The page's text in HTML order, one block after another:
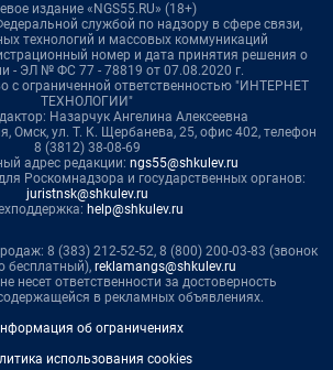
издание «NGS55.RU» (18+)
службой по надзору в сфере связи,
технологий и массовых коммуникаций
номер и дата принятия решения о
- ЭЛ № ФС 77 - 78819 от 07.08.2020 г.
с ограниченной ответственностью "ИНТЕРНЕТ
ТЕХНОЛОГИИ"
Назарчук Ангелина Алексеевна
Омск, ул. Т. К. Щербанева, 25, офис 402, телефон
8 (3812) 38-08-69
адрес редакции: ngs55@shkulev.ru
Роскомнадзора и государственных органов:
juristnsk@shkulev.ru
help@shkulev.ru
8 (383) 212-52-52, 8 (800) 200-03-83 (звонок
бесплатный), reklamangs@shkulev.ru
несет ответственности за достоверность
в рекламных объявлениях.
об ограничениях
использования cookies